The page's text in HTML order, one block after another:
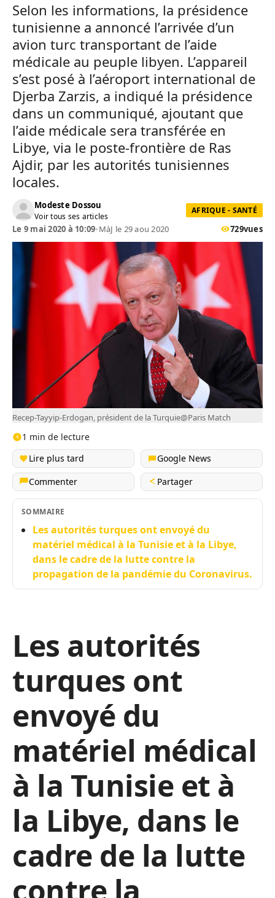
Selon les informations, la présidence
tunisienne a annoncé l’arrivée d’un
avion turc transportant de l’aide
médicale au peuple libyen. L’appareil
s’est posé à l’aéroport international de
Djerba Zarzis, a indiqué la présidence
dans un communiqué, ajoutant que
l’aide médicale sera transférée en
Libye, via le poste-frontière de Ras
Ajdir, par les autorités tunisiennes
locales.
Modeste Dossou
Voir tous ses articles
AFRIQUE - SANTÉ
Le 9 mai 2020 à 10:09•MàJ le 29 aou 2020 729vues
Recep-Tayyip-Erdogan, président de la Turquie@Paris Match
1 min de lecture
Lire plus tard
Google News
Commenter
Partager
SOMMAIRE
Les autorités turques ont envoyé du
matériel médical à la Tunisie et à la Libye,
dans le cadre de la lutte contre la
propagation de la pandémie du Coronavirus.
Les autorités
turques ont
envoyé du
matériel médical
à la Tunisie et à
la Libye, dans le
cadre de la lutte